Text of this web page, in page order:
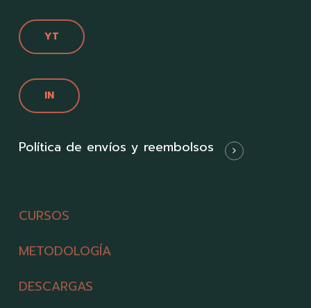
YT
IN
Política de envíos y reembolsos
CURSOS
METODOLOGÍA
DESCARGAS